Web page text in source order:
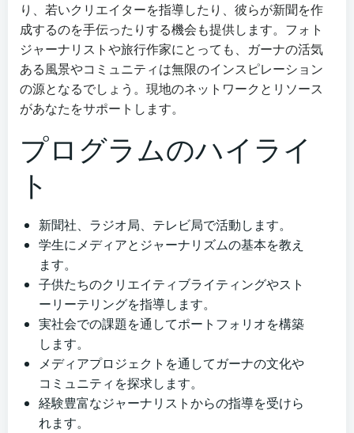
り、若いクリエイターを指導したり、彼らが新聞を作
成するのを手伝ったりする機会も提供します。フォト
ジャーナリストや旅行作家にとっても、ガーナの活気
ある風景やコミュニティは無限のインスピレーション
の源となるでしょう。現地のネットワークとリソース
があなたをサポートします。
プログラムのハイライ
ト
新聞社、ラジオ局、テレビ局で活動します。
学生にメディアとジャーナリズムの基本を教え
ます。
子供たちのクリエイティブライティングやスト
ーリーテリングを指導します。
実社会での課題を通してポートフォリオを構築
します。
メディアプロジェクトを通してガーナの文化や
コミュニティを探求します。
経験豊富なジャーナリストからの指導を受けら
れます。